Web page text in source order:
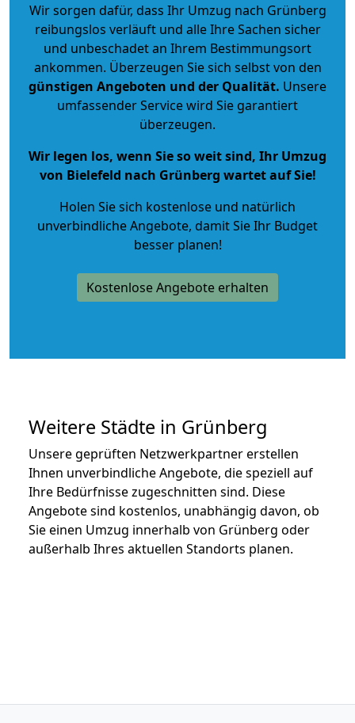
Wir sorgen dafür, dass Ihr Umzug nach Grünberg
reibungslos verläuft und alle Ihre Sachen sicher
und unbeschadet an Ihrem Bestimmungsort
ankommen. Überzeugen Sie sich selbst von den
günstigen Angeboten und der Qualität. Unsere
umfassender Service wird Sie garantiert
überzeugen.
Wir legen los, wenn Sie so weit sind, Ihr Umzug
von Bielefeld nach Grünberg wartet auf Sie!
Holen Sie sich kostenlose und natürlich
unverbindliche Angebote, damit Sie Ihr Budget
besser planen!
Kostenlose Angebote erhalten
Weitere Städte in Grünberg
Unsere geprüften Netzwerkpartner erstellen
Ihnen unverbindliche Angebote, die speziell auf
Ihre Bedürfnisse zugeschnitten sind. Diese
Angebote sind kostenlos, unabhängig davon, ob
Sie einen Umzug innerhalb von Grünberg oder
außerhalb Ihres aktuellen Standorts planen.